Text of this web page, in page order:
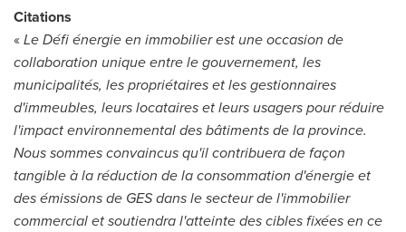
Citations
«LeDéfi énergie en immobilierest une occasion de
collaboration unique entre le gouvernement, les
municipalités, les propriétaires et les gestionnaires
d'immeubles, leurs locataires et leurs usagers pour réduire
l'impact environnemental des bâtiments de la province.
Nous sommes convaincus qu'il contribuera de façon
tangible à la réduction de la consommation d'énergie et
des émissions de GES dans le secteur de l'immobilier
commercial et soutiendra l'atteinte des cibles fixées en ce